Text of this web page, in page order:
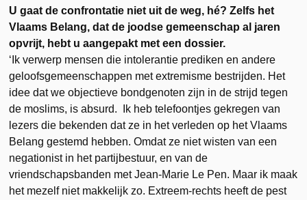
U gaat de confrontatie niet uit de weg, hé? Zelfs het
Vlaams Belang, dat de joodse gemeenschap al jaren
opvrijt, hebt u aangepakt met een dossier.
‘Ik verwerp mensen die intolerantie prediken en andere
geloofsgemeenschappen met extremisme bestrijden. Het
idee dat we objectieve bondgenoten zijn in de strijd tegen
de moslims, is absurd. Ik heb telefoontjes gekregen van
lezers die bekenden dat ze in het verleden op het Vlaams
Belang gestemd hebben. Omdat ze niet wisten van een
negationist in het partijbestuur, en van de
vriendschapsbanden met Jean-Marie Le Pen. Maar ik maak
het mezelf niet makkelijk zo. Extreem-rechts heeft de pest